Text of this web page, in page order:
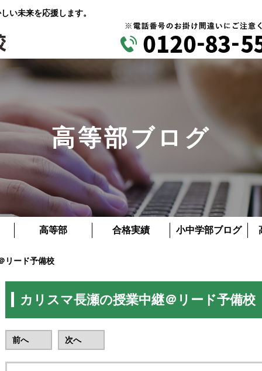
い未来を応援します。
高等部ブログ
高等部 合格実績 小中学部ブログ
リード予備校
カリスマ長瀬の授業中継＠リード予備校
前へ 次へ